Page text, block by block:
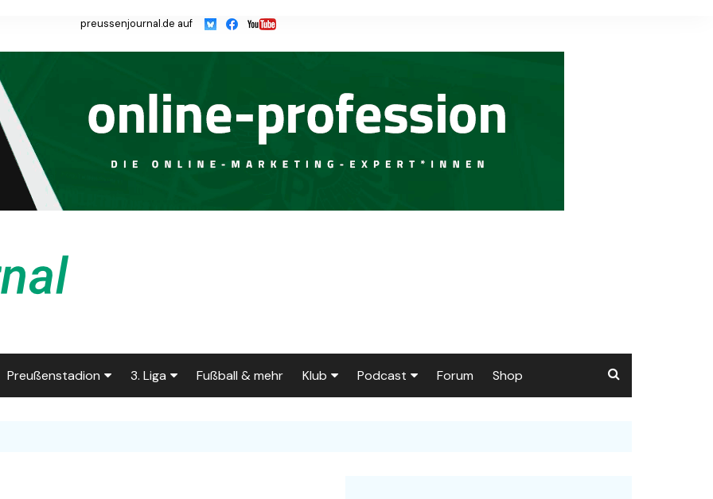
preussenjournal.de auf
Preußenstadion 3. Liga Fußball & mehr Klub Podcast Forum Shop